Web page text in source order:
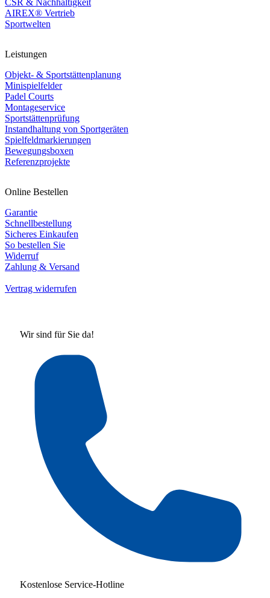
AIREX® Vertrieb
Sportwelten
Leistungen
Objekt- & Sportstättenplanung
Minispielfelder
Padel Courts
Montageservice
Sportstättenprüfung
Instandhaltung von Sportgeräten
Spielfeldmarkierungen
Bewegungsboxen
Referenzprojekte
Online Bestellen
Garantie
Schnellbestellung
Sicheres Einkaufen
So bestellen Sie
Widerruf
Zahlung & Versand
Vertrag widerrufen
Wir sind für Sie da!
Kostenlose Service-Hotline